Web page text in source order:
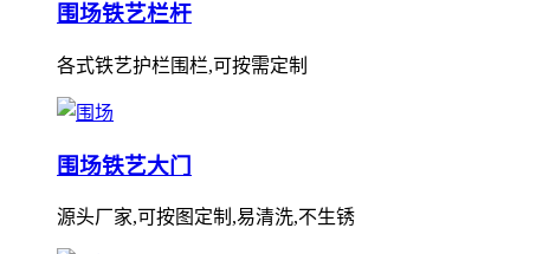
围场铁艺栏杆
各式铁艺护栏围栏,可按需定制
围场铁艺大门
源头厂家,可按图定制,易清洗,不生锈